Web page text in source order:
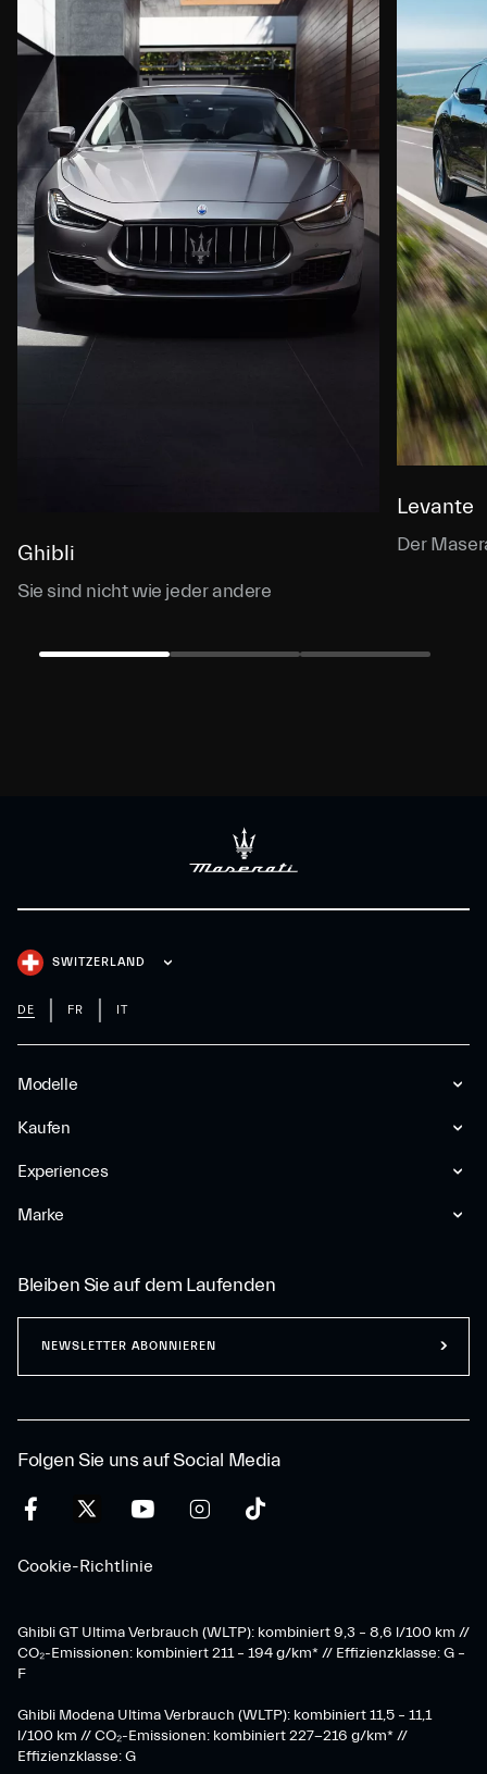
Ghibli
Sie sind nicht wie jeder andere
Levante
Der
Modelle
Kaufen
Experiences
Marke
SWITZERLAND
DE FR IT
Folgen Sie uns auf Social Media
Cookie-Richtlinie
Bleiben Sie auf dem Laufenden
NEWSLETTER ABONNIEREN
Ghibli GT Ultima Verbrauch (WLTP): kombiniert 9,3 – 8,6 l/100 km //
CO₂-Emissionen: kombiniert 211 – 194 g/km* // Effizienzklasse: G –
F
Ghibli Modena Ultima Verbrauch (WLTP): kombiniert 11,5 – 11,1
l/100 km // CO₂-Emissionen: kombiniert 227-216 g/km* //
Effizienzklasse: G